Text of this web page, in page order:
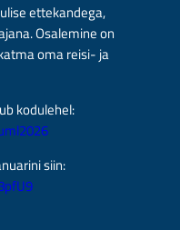
ettekandega,
Osalemine on
oma reisi- ja
kodulehel:
siin: